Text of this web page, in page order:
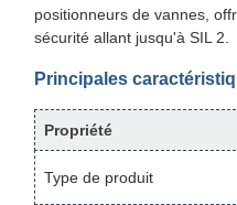
positionneurs de vannes,
sécurité allant jusqu'à SIL 2.
Principales
Propriété
Type de produit